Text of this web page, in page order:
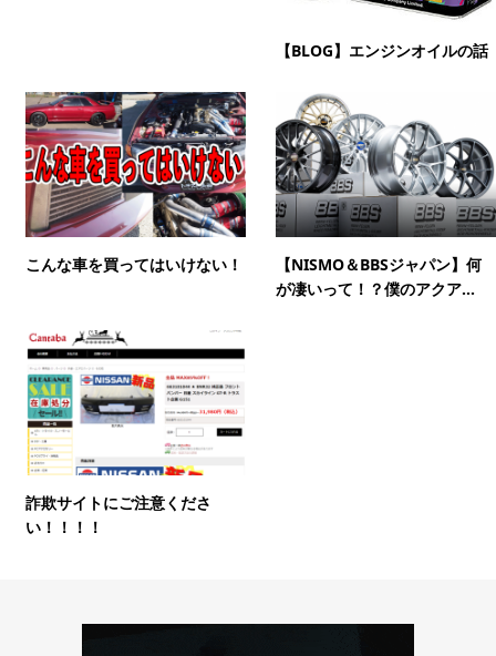
【BLOG】エンジンオイルの話
こんな車を買ってはいけない！
【NISMO＆BBSジャパン】何
が凄いって！？僕のアクア...
詐欺サイトにご注意くださ
い！！！！